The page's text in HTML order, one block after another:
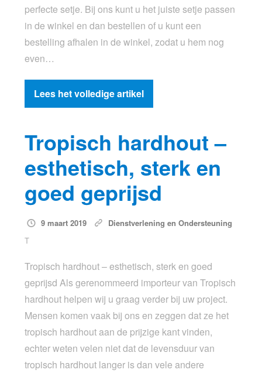
perfecte setje. Bij ons kunt u het juiste setje passen
in de winkel en dan bestellen of u kunt een
bestelling afhalen in de winkel, zodat u hem nog
even…
Lees het volledige artikel
Tropisch hardhout –
esthetisch, sterk en
goed geprijsd
9 maart 2019
Dienstverlening en Ondersteuning
T
Tropisch hardhout – esthetisch, sterk en goed
geprijsd Als gerenommeerd importeur van Tropisch
hardhout helpen wij u graag verder bij uw project.
Mensen komen vaak bij ons en zeggen dat ze het
tropisch hardhout aan de prijzige kant vinden,
echter weten velen niet dat de levensduur van
tropisch hardhout langer is dan vele andere